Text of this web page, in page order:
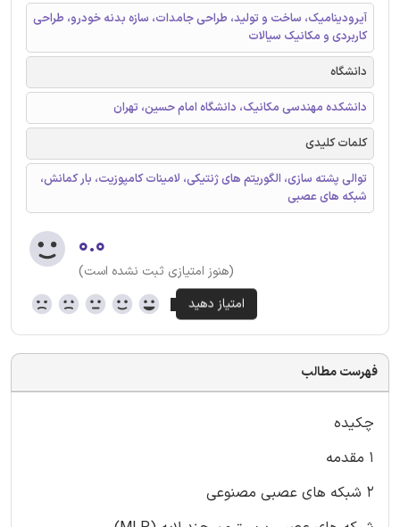
آیرودینامیک، ساخت و تولید، طراحی جامدات، سازه بدنه خودرو، طراحی
کاربردی و مکانیک سیالات
دانشگاه
دانشکده مهندسی مکانیک، دانشگاه امام حسین، تهران
کلمات کلیدی
توالی پشته سازی، الگوریتم های ژنتیکی، لامینات کامپوزیت، بار کمانش،
شبکه های عصبی
۰.۰
(هنوز امتیازی ثبت نشده است)
فهرست مطالب
چکیده
۱ مقدمه
۲ شبکه های عصبی مصنوعی